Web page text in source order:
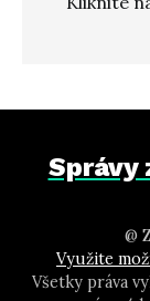
Správy
@
Využite
Všetky práva